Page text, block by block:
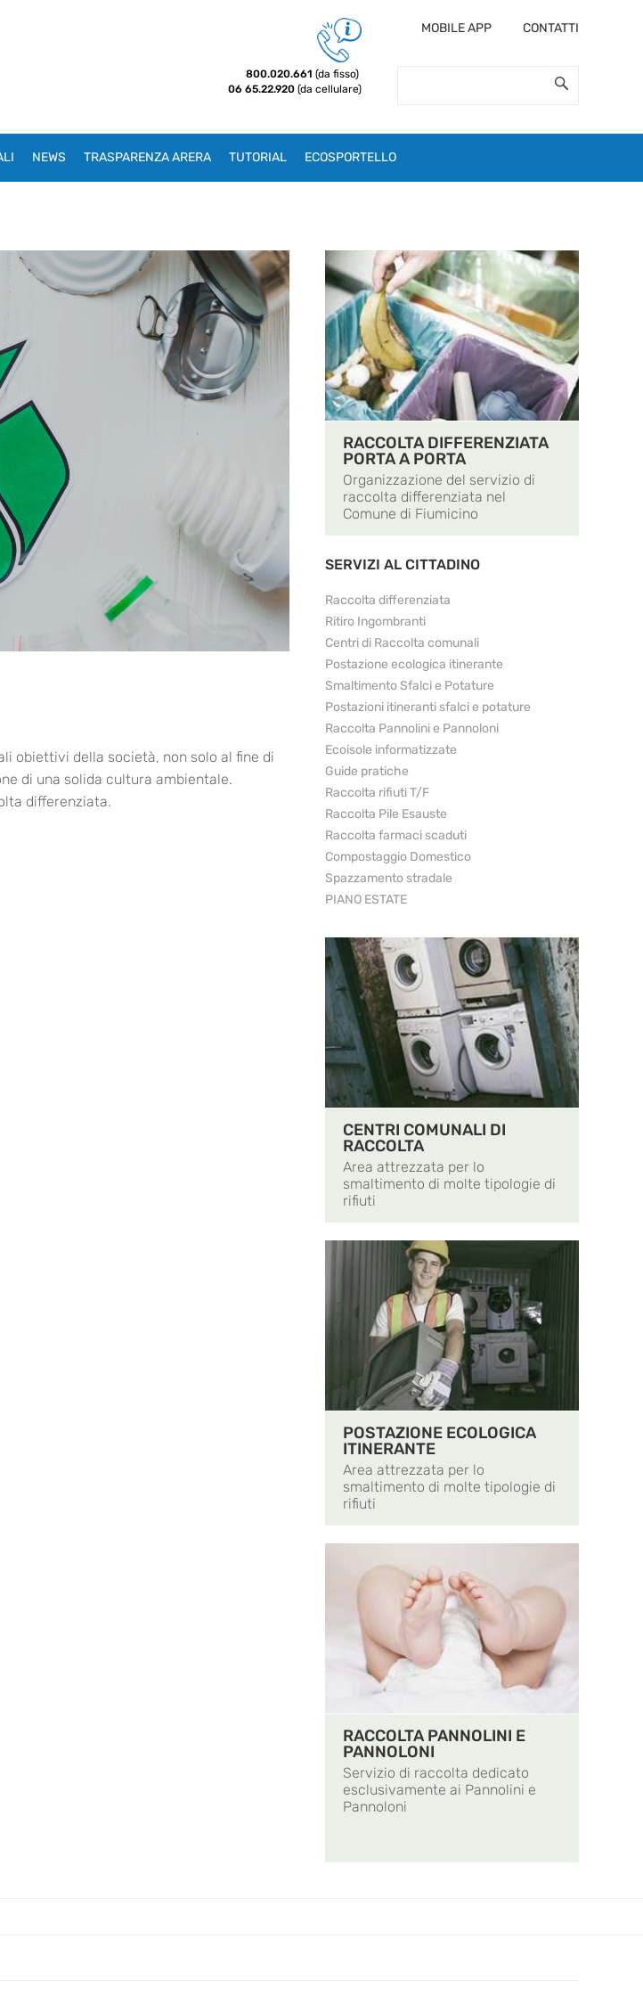
MOBILE APP CONTATTI
800.020.661 (da fisso)
06 65.22.920 (da cellulare)
NEWS TRASPARENZA ARERA TUTORIAL ECOSPORTELLO
obiettivi della società, non solo al fine di
di una solida cultura ambientale.
differenziata.
RACCOLTA DIFFERENZIATA
PORTA A PORTA
Organizzazione del servizio di
raccolta differenziata nel
Comune di Fiumicino
SERVIZI AL CITTADINO
Raccolta differenziata
Ritiro Ingombranti
Centri di Raccolta comunali
Postazione ecologica itinerante
Smaltimento Sfalci e Potature
Postazioni itineranti sfalci e potature
Raccolta Pannolini e Pannoloni
Ecoisole informatizzate
Guide pratiche
Raccolta rifiuti T/F
Raccolta Pile Esauste
Raccolta farmaci scaduti
Compostaggio Domestico
Spazzamento stradale
PIANO ESTATE
CENTRI COMUNALI DI
RACCOLTA
Area attrezzata per lo
smaltimento di molte tipologie di
rifiuti
POSTAZIONE ECOLOGICA
ITINERANTE
Area attrezzata per lo
smaltimento di molte tipologie di
rifiuti
RACCOLTA PANNOLINI E
PANNOLONI
Servizio di raccolta dedicato
esclusivamente ai Pannolini e
Pannoloni